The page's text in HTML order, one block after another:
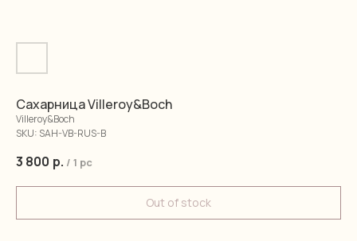
Сахарница Villeroy&Boch
Villeroy&Boch
SKU: SAH-VB-RUS-B
3 800 р. / 1 pc
Out of stock